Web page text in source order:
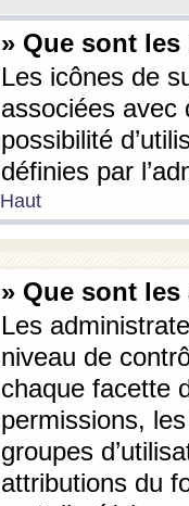
» Que sont
Les icônes de
associées avec
possibilité
définies par
Haut
» Que sont
Les
niveau de
chaque facette
permissions,
groupes
attributions du